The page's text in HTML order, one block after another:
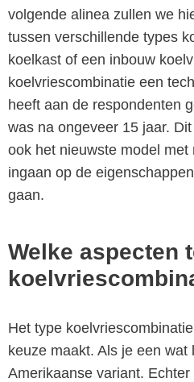
volgende alinea zullen we
tussen verschillende types
koelkast of een inbouw
koelvriescombinatie een
heeft aan de respondenten
was na ongeveer 15 jaar.
ook het nieuwste model
ingaan op de
gaan.
Welke aspecten
Het type
keuze maakt. Als je een
Amerikaanse variant.